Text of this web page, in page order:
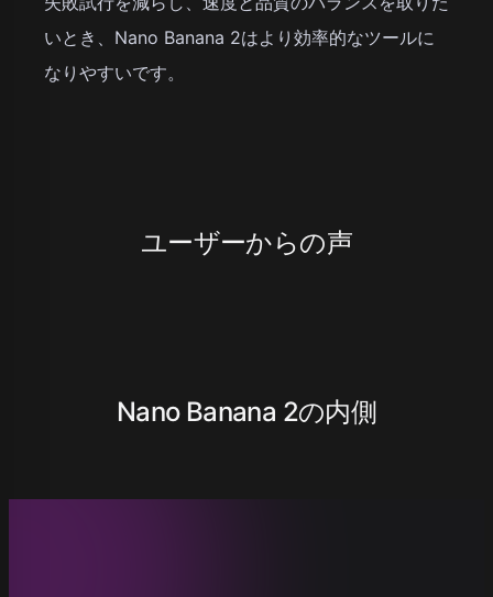
いとき、Nano Banana 2はより効率的なツールに
なりやすいです。
ユーザーからの声
Nano Banana 2の内側